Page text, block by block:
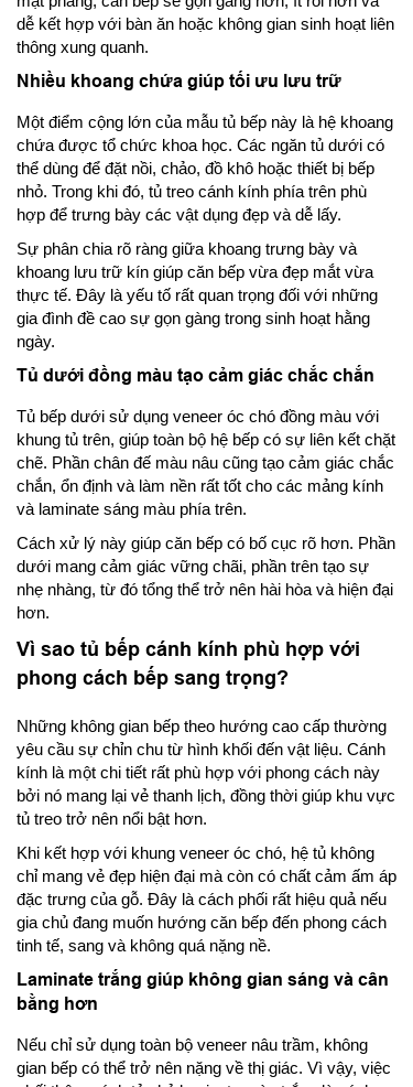
dễ kết hợp với bàn ăn hoặc không gian sinh hoạt liên
thông xung quanh.
Nhiều khoang chứa giúp tối ưu lưu trữ
Một điểm cộng lớn của mẫu tủ bếp này là hệ khoang
chứa được tổ chức khoa học. Các ngăn tủ dưới có
thể dùng để đặt nồi, chảo, đồ khô hoặc thiết bị bếp
nhỏ. Trong khi đó, tủ treo cánh kính phía trên phù
hợp để trưng bày các vật dụng đẹp và dễ lấy.
Sự phân chia rõ ràng giữa khoang trưng bày và
khoang lưu trữ kín giúp căn bếp vừa đẹp mắt vừa
thực tế. Đây là yếu tố rất quan trọng đối với những
gia đình đề cao sự gọn gàng trong sinh hoạt hằng
ngày.
Tủ dưới đồng màu tạo cảm giác chắc chắn
Tủ bếp dưới sử dụng veneer óc chó đồng màu với
khung tủ trên, giúp toàn bộ hệ bếp có sự liên kết chặt
chẽ. Phần chân đế màu nâu cũng tạo cảm giác chắc
chắn, ổn định và làm nền rất tốt cho các mảng kính
và laminate sáng màu phía trên.
Cách xử lý này giúp căn bếp có bố cục rõ hơn. Phần
dưới mang cảm giác vững chãi, phần trên tạo sự
nhẹ nhàng, từ đó tổng thể trở nên hài hòa và hiện đại
hơn.
Vì sao tủ bếp cánh kính phù hợp với
phong cách bếp sang trọng?
Những không gian bếp theo hướng cao cấp thường
yêu cầu sự chỉn chu từ hình khối đến vật liệu. Cánh
kính là một chi tiết rất phù hợp với phong cách này
bởi nó mang lại vẻ thanh lịch, đồng thời giúp khu vực
tủ treo trở nên nổi bật hơn.
Khi kết hợp với khung veneer óc chó, hệ tủ không
chỉ mang vẻ đẹp hiện đại mà còn có chất cảm ấm áp
đặc trưng của gỗ. Đây là cách phối rất hiệu quả nếu
gia chủ đang muốn hướng căn bếp đến phong cách
tinh tế, sang và không quá nặng nề.
Laminate trắng giúp không gian sáng và cân
bằng hơn
Nếu chỉ sử dụng toàn bộ veneer nâu trầm, không
gian bếp có thể trở nên nặng về thị giác. Vì vậy, việc